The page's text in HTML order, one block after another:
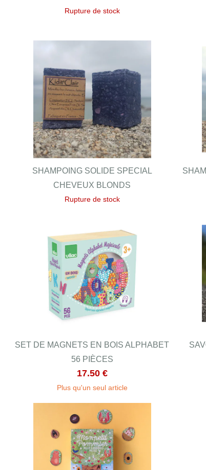
Rupture de stock
SHAMPOING SOLIDE SPECIAL
CHEVEUX BLONDS
Rupture de stock
SET DE MAGNETS EN BOIS ALPHABET
56 PIÈCES
17.50 €
Plus qu'un seul article